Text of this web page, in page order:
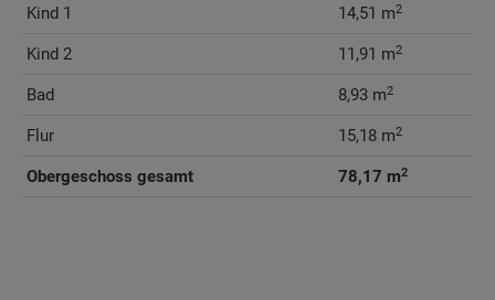
Kind 1 14,51 m2
Kind 2 11,91 m2
Bad 8,93 m2
Flur 15,18 m2
Obergeschoss gesamt 78,17 m2